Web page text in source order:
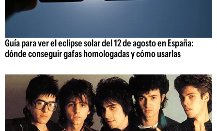
Guía para ver el eclipse solar del 12 de agosto en España:
dónde conseguir gafas homologadas y cómo usarlas